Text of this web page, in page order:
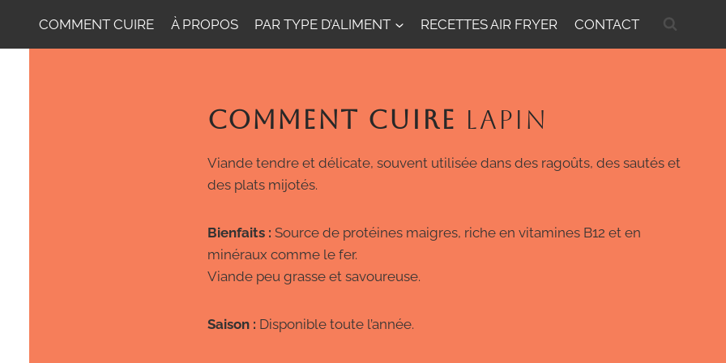
COMMENT CUIRE À PROPOS PAR TYPE D’ALIMENT RECETTES AIR FRYER CONTACT
COMMENT CUIRE LAPIN
Viande tendre et délicate, souvent utilisée dans des ragoûts, des sautés et
des plats mijotés.
Bienfaits : Source de protéines maigres, riche en vitamines B12 et en
minéraux comme le fer.
Viande peu grasse et savoureuse.
Saison : Disponible toute l’année.